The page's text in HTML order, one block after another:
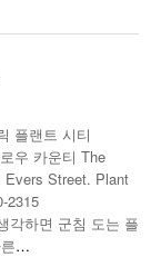
플랜트 시티
우 카운티 The
Evers Street. Plant
2315
각하면 군침 도는 플
…